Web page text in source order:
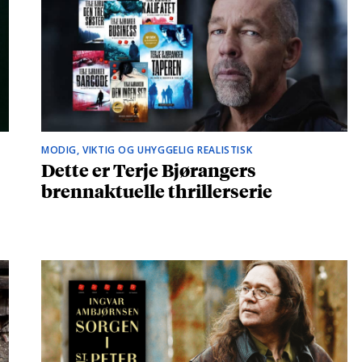
MODIG, VIKTIG OG UHYGGELIG REALISTISK
Dette er Terje Bjørangers
brennaktuelle thrillerserie